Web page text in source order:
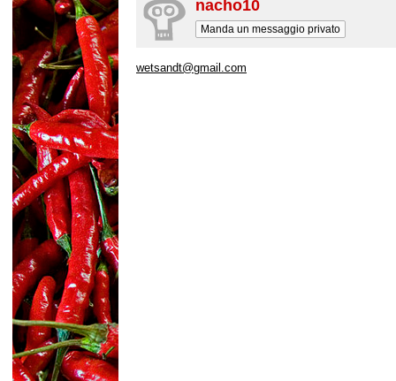
nacho10
Manda un messaggio privato
wetsandt@gmail.com